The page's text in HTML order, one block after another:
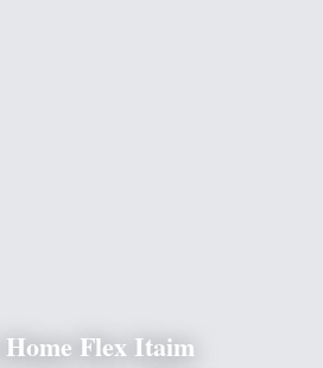
Flex Itaim